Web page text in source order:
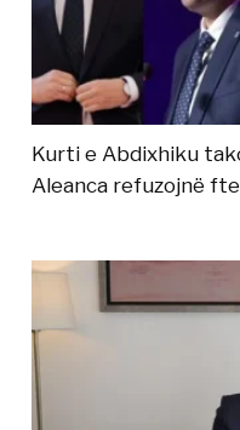
Kurti e Abdixhiku
Aleanca refuzojnë